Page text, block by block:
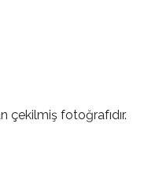
çekilmiş fotoğrafıdır.